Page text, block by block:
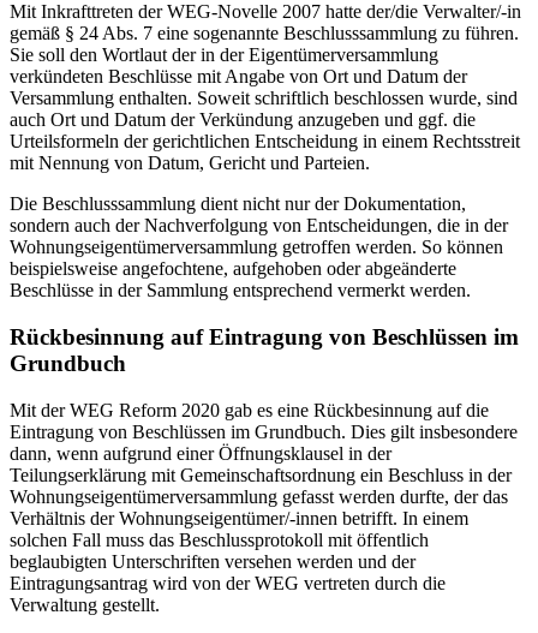
Mit Inkrafttreten der WEG-Novelle 2007 hatte der/die Verwalter/-in
gemäß § 24 Abs. 7 eine sogenannte Beschlusssammlung zu führen.
Sie soll den Wortlaut der in der Eigentümerversammlung
verkündeten Beschlüsse mit Angabe von Ort und Datum der
Versammlung enthalten. Soweit schriftlich beschlossen wurde, sind
auch Ort und Datum der Verkündung anzugeben und ggf. die
Urteilsformeln der gerichtlichen Entscheidung in einem Rechtsstreit
mit Nennung von Datum, Gericht und Parteien.
Die Beschlusssammlung dient nicht nur der Dokumentation,
sondern auch der Nachverfolgung von Entscheidungen, die in der
Wohnungseigentümerversammlung getroffen werden. So können
beispielsweise angefochtene, aufgehoben oder abgeänderte
Beschlüsse in der Sammlung entsprechend vermerkt werden.
Rückbesinnung auf Eintragung von Beschlüssen im
Grundbuch
Mit der WEG Reform 2020 gab es eine Rückbesinnung auf die
Eintragung von Beschlüssen im Grundbuch. Dies gilt insbesondere
dann, wenn aufgrund einer Öffnungsklausel in der
Teilungserklärung mit Gemeinschaftsordnung ein Beschluss in der
Wohnungseigentümerversammlung gefasst werden durfte, der das
Verhältnis der Wohnungseigentümer/-innen betrifft. In einem
solchen Fall muss das Beschlussprotokoll mit öffentlich
beglaubigten Unterschriften versehen werden und der
Eintragungsantrag wird von der WEG vertreten durch die
Verwaltung gestellt.